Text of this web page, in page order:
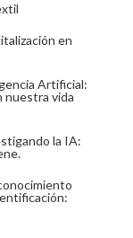
en
Artificial:
nuestra vida
la IA: